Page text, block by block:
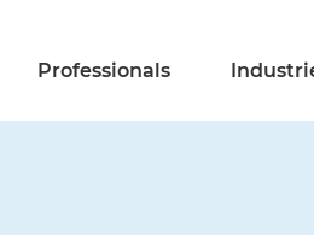
Professionals